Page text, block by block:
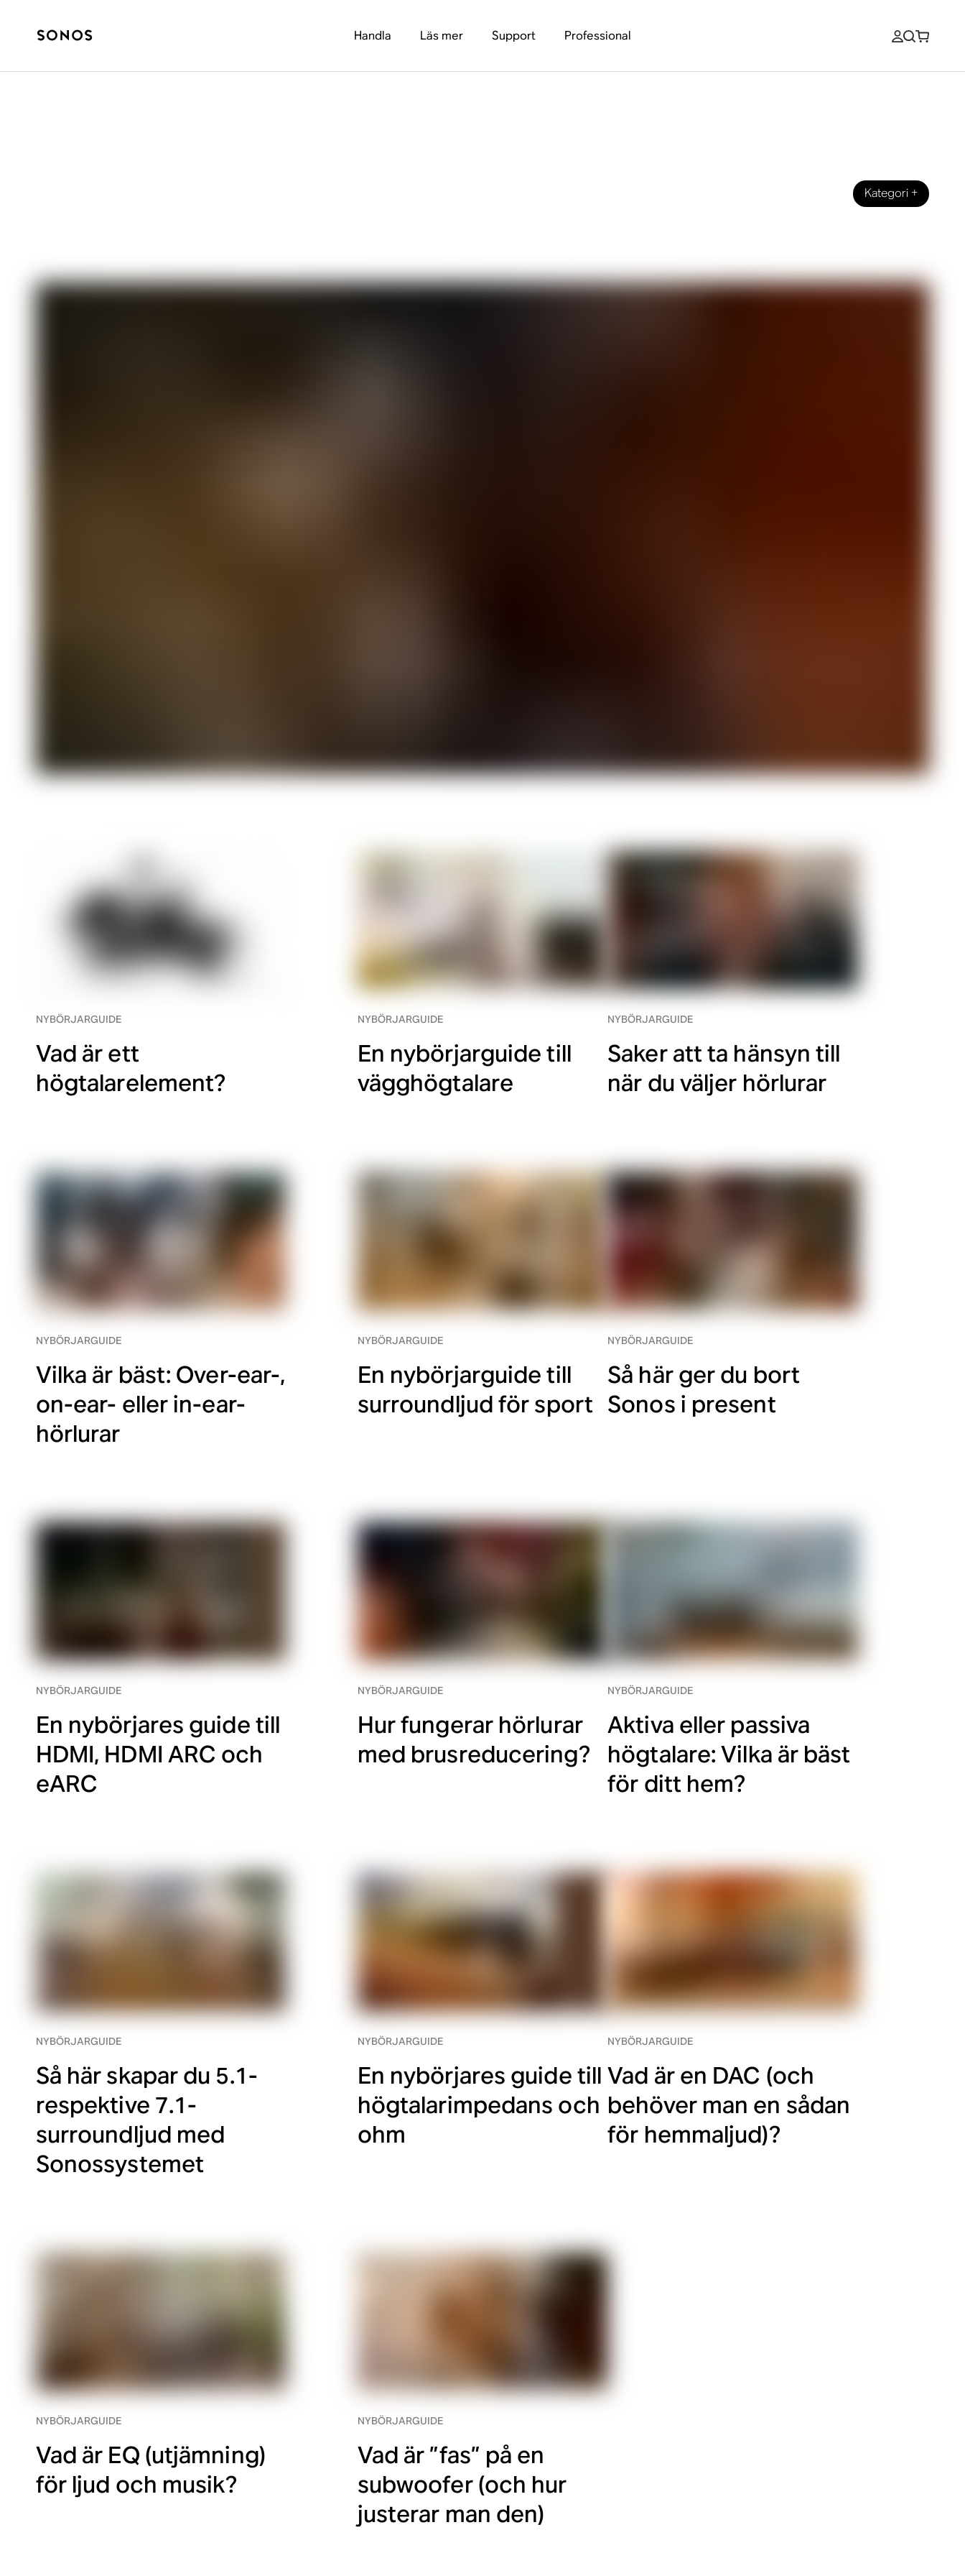
Handla Läs mer Support Professional
Kategori +
NYBÖRJARGUIDE
Vad är ett
högtalarelement?
NYBÖRJARGUIDE
En nybörjarguide till
vägghögtalare
NYBÖRJARGUIDE
Saker att ta hänsyn till
när du väljer hörlurar
NYBÖRJARGUIDE
Vilka är bäst: Over-ear-,
on-ear- eller in-ear-
hörlurar
NYBÖRJARGUIDE
En nybörjarguide till
surroundljud för sport
NYBÖRJARGUIDE
Så här ger du bort
Sonos i present
NYBÖRJARGUIDE
En nybörjares guide till
HDMI, HDMI ARC och
eARC
NYBÖRJARGUIDE
Hur fungerar hörlurar
med brusreducering?
NYBÖRJARGUIDE
Aktiva eller passiva
högtalare: Vilka är bäst
för ditt hem?
NYBÖRJARGUIDE
Så här skapar du 5.1-
respektive 7.1-
surroundljud med
Sonossystemet
NYBÖRJARGUIDE
En nybörjares guide till
högtalarimpedans och
ohm
NYBÖRJARGUIDE
Vad är en DAC (och
behöver man en sådan
för hemmaljud)?
NYBÖRJARGUIDE
Vad är EQ (utjämning)
för ljud och musik?
NYBÖRJARGUIDE
Vad är ”fas” på en
subwoofer (och hur
justerar man den)